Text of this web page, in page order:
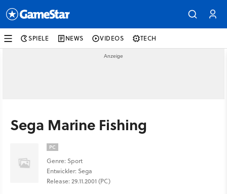
SPIELE NEWS VIDEOS TECH
Sega Marine Fishing
PC
Genre: Sport
Entwickler: Sega
Release: 29.11.2001 (PC)